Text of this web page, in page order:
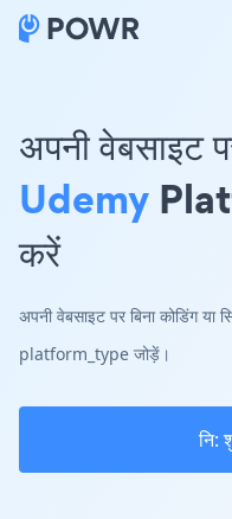
अपनी
Udemy
करें
अपनी वेबसाइट पर बिना कोडिंग
platform_type जोड़ें।
नि: